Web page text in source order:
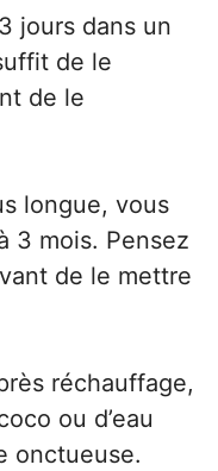
jours dans un
de le
de le
longue, vous
3 mois. Pensez
de le mettre
réchauffage,
ou d’eau
onctueuse.